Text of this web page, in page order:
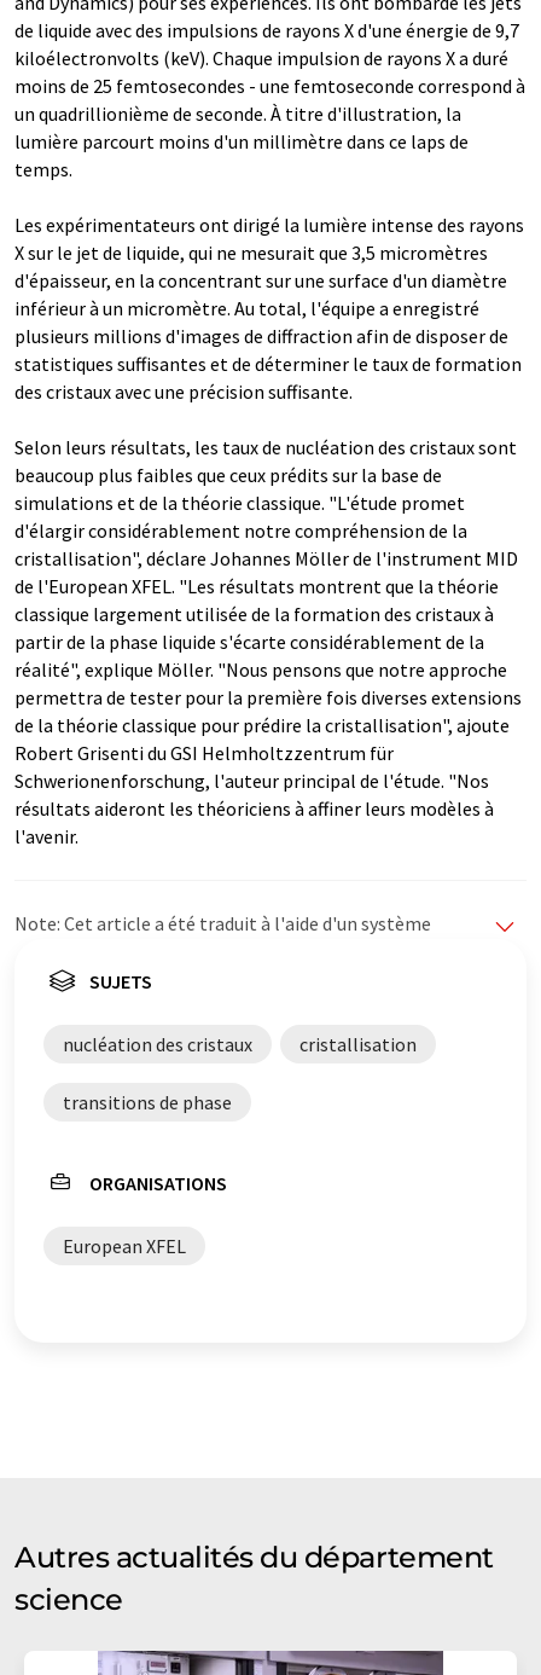
de liquide avec des impulsions de rayons X d'une énergie de 9,7
kiloélectronvolts (keV). Chaque impulsion de rayons X a duré
moins de 25 femtosecondes - une femtoseconde correspond à
un quadrillionième de seconde. À titre d'illustration, la
lumière parcourt moins d'un millimètre dans ce laps de
temps.
Les expérimentateurs ont dirigé la lumière intense des rayons
X sur le jet de liquide, qui ne mesurait que 3,5 micromètres
d'épaisseur, en la concentrant sur une surface d'un diamètre
inférieur à un micromètre. Au total, l'équipe a enregistré
plusieurs millions d'images de diffraction afin de disposer de
statistiques suffisantes et de déterminer le taux de formation
des cristaux avec une précision suffisante.
Selon leurs résultats, les taux de nucléation des cristaux sont
beaucoup plus faibles que ceux prédits sur la base de
simulations et de la théorie classique. "L'étude promet
d'élargir considérablement notre compréhension de la
cristallisation", déclare Johannes Möller de l'instrument MID
de l'European XFEL. "Les résultats montrent que la théorie
classique largement utilisée de la formation des cristaux à
partir de la phase liquide s'écarte considérablement de la
réalité", explique Möller. "Nous pensons que notre approche
permettra de tester pour la première fois diverses extensions
de la théorie classique pour prédire la cristallisation", ajoute
Robert Grisenti du GSI Helmholtzzentrum für
Schwerionenforschung, l'auteur principal de l'étude. "Nos
résultats aideront les théoriciens à affiner leurs modèles à
l'avenir.
Note: Cet article a été traduit à l'aide d'un système
propose ces traductions automatiques pour présenter
été traduit avec traduction automatique, il est possible
de grammaire. L'article original dans Anglais peut être
SUJETS
nucléation des cristaux cristallisation
transitions de phase
ORGANISATIONS
European XFEL
Autres actualités du département
science